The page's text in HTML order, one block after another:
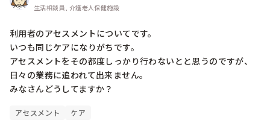
生活相談員, 介護老人保健施設
利用者のアセスメントについてです。
いつも同じケアになりがちです。
アセスメントをその都度しっかり行わないとと思うのですが、
日々の業務に追われて出来ません。
みなさんどうしてますか？
アセスメント ケア